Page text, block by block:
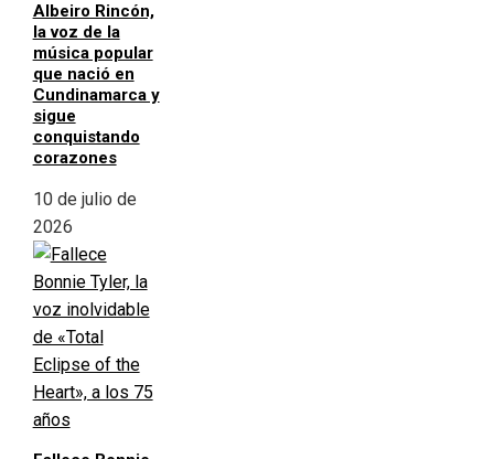
Albeiro Rincón,
la voz de la
música popular
que nació en
Cundinamarca y
sigue
conquistando
corazones
10 de julio de
2026